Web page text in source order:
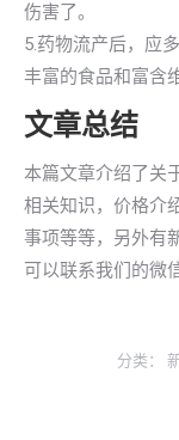
伤害了。
5.药物流产后，应
丰富的食品和富含
文章总结
本篇文章介绍了关
相关知识，价格介
事项等等，另外有
可以联系我们的微
分类：